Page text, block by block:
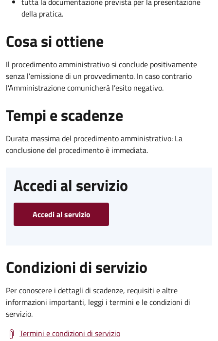
della pratica.
Cosa si ottiene
Il procedimento amministrativo si conclude positivamente
senza l’emissione di un provvedimento. In caso contrario
l’Amministrazione comunicherà l’esito negativo.
Tempi e scadenze
Durata massima del procedimento amministrativo: La
conclusione del procedimento è immediata.
Accedi al servizio
Accedi al servizio
Condizioni di servizio
Per conoscere i dettagli di scadenze, requisiti e altre
informazioni importanti, leggi i termini e le condizioni di
servizio.
Termini e condizioni di servizio